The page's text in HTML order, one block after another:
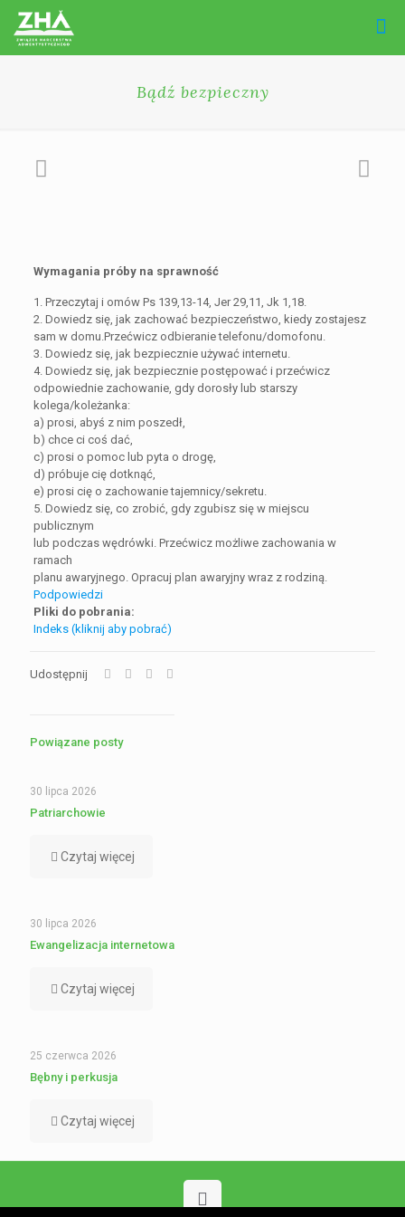
Bądź bezpieczny
Wymagania próby na sprawność
1. Przeczytaj i omów Ps 139,13-14, Jer 29,11, Jk 1,18.
2. Dowiedz się, jak zachować bezpieczeństwo, kiedy zostajesz
sam w domu.Przećwicz odbieranie telefonu/domofonu.
3. Dowiedz się, jak bezpiecznie używać internetu.
4. Dowiedz się, jak bezpiecznie postępować i przećwicz
odpowiednie zachowanie, gdy dorosły lub starszy
kolega/koleżanka:
a) prosi, abyś z nim poszedł,
b) chce ci coś dać,
c) prosi o pomoc lub pyta o drogę,
d) próbuje cię dotknąć,
e) prosi cię o zachowanie tajemnicy/sekretu.
5. Dowiedz się, co zrobić, gdy zgubisz się w miejscu
publicznym
lub podczas wędrówki. Przećwicz możliwe zachowania w
ramach
planu awaryjnego. Opracuj plan awaryjny wraz z rodziną.
Podpowiedzi
Pliki do pobrania:
Indeks (kliknij aby pobrać)
Udostępnij
Powiązane posty
30 lipca 2026
Patriarchowie
Czytaj więcej
30 lipca 2026
Ewangelizacja internetowa
Czytaj więcej
25 czerwca 2026
Bębny i perkusja
Czytaj więcej